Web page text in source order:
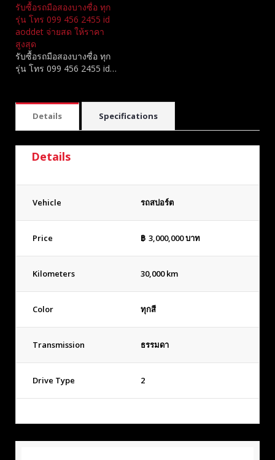
รับซื้อรถมือสองบางซื่อ ทุก
รุ่น โทร 099 456 2455 id
aoddet จ่ายสด ให้ราคา
สูงสุด
รับซื้อรถมือสองบางซื่อ ทุก
รุ่น โทร 099 456 2455 id…
Details Specifications
Details
Vehicle รถสปอร์ต
Price ฿ 3,000,000บาท
Kilometers 30,000 km
Color ทุกสี
Transmission ธรรมดา
Drive Type 2